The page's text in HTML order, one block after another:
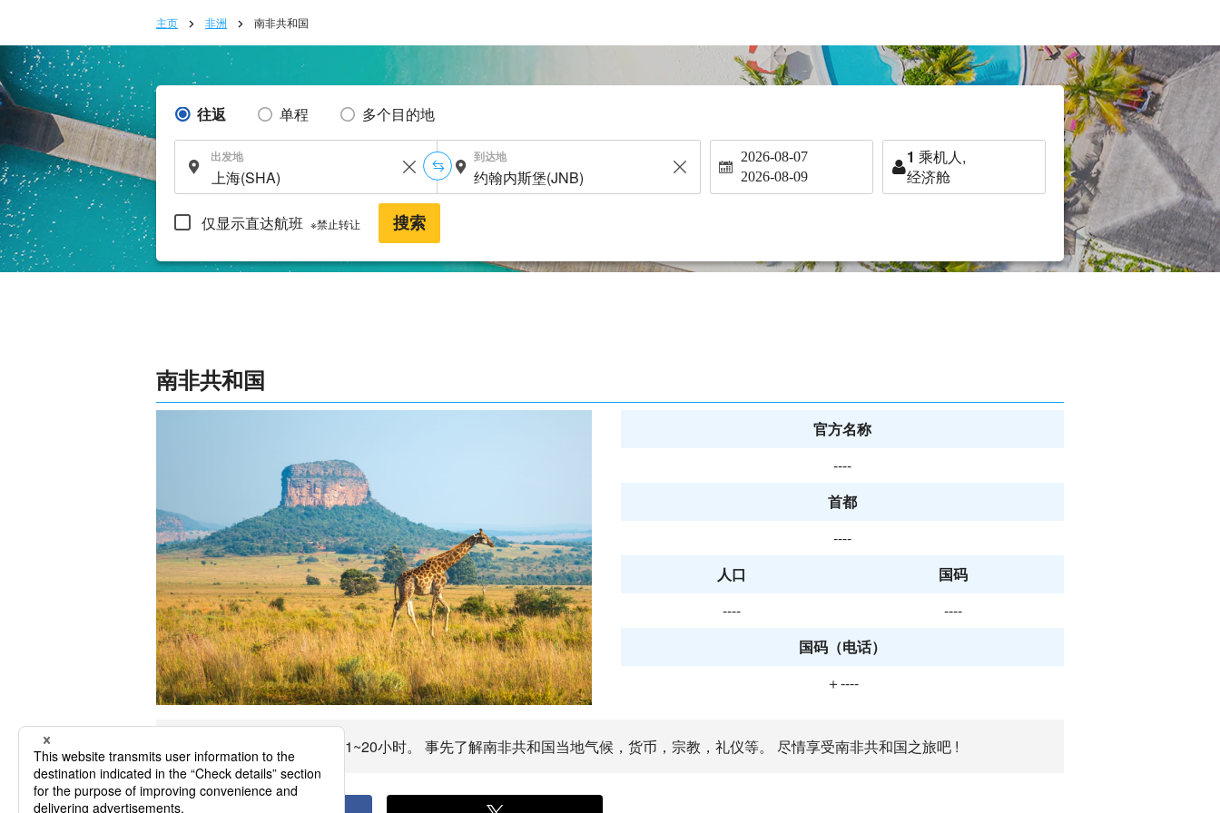
主页 非洲 南非共和国
往返 单程 多个目的地
出发地 到达地 2026-08-07
2026-08-09
1 乘机人,
经济舱
仅显示直达航班 ※禁止转让 搜索
南非共和国
官方名称
----
首都
----
人口
国码
----
----
国码（电话）
＋----
前往南非共和国飞行时间约1~20小时。 事先了解南非共和国当地气候，货币，宗教，礼仪等。 尽情享受南非共和国之旅吧 !